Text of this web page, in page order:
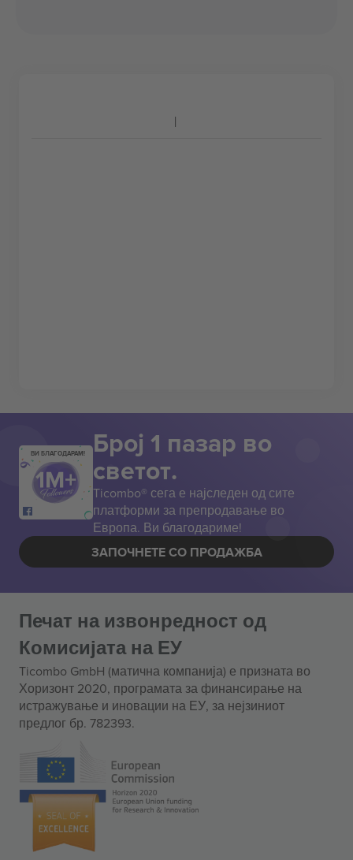
ВИ БЛАГОДАРАМ! Број 1 пазар во
светот.
Ticombo® сега е најследен од сите
платформи за препродавање во
Европа. Ви благодариме!
ЗАПОЧНЕТЕ СО ПРОДАЖБА
Печат на извонредност од
Комисијата на ЕУ
Ticombo GmbH (матична компанија) е призната во
Хоризонт 2020, програмата за финансирање на
истражување и иновации на ЕУ, за нејзиниот
предлог бр. 782393.